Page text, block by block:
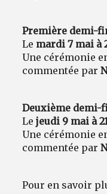
Première demi-
Le mardi 7 mai à
Une cérémonie
commentée par
Deuxième demi-
Lejeudi 9 mai à
Une cérémonie
commentée par
Pour en savoir